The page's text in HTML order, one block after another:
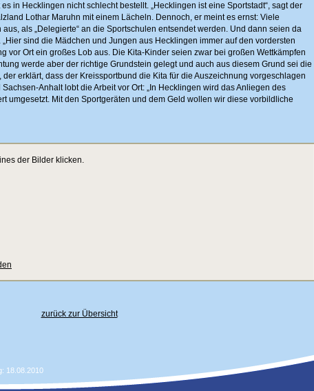
in Hecklingen nicht schlecht bestellt. „Hecklingen ist eine Sportstadt“, sagt der
Lothar Maruhn mit einem Lächeln. Dennoch, er meint es ernst: Viele
als „Delegierte“ an die Sportschulen entsendet werden. Und dann seien da
sind die Mädchen und Jungen aus Hecklingen immer auf den vordersten
vor Ort ein großes Lob aus. Die Kita-Kinder seien zwar bei großen Wettkämpfen
werde aber der richtige Grundstein gelegt und auch aus diesem Grund sei die
erklärt, dass der Kreissportbund die Kita für die Auszeichnung vorgeschlagen
Anhalt lobt die Arbeit vor Ort: „In Hecklingen wird das Anliegen des
umgesetzt. Mit den Sportgeräten und dem Geld wollen wir diese vorbildliche
der Bilder klicken.
zurück zur Übersicht
18.08.2010